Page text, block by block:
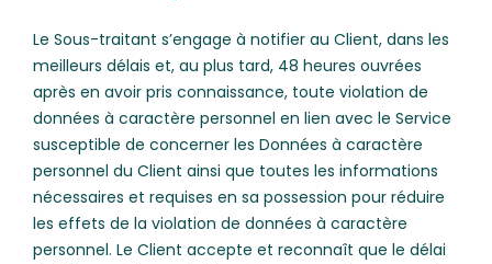
Le Sous-traitant s’engage à notifier au Client, dans les
meilleurs délais et, au plus tard, 48 heures ouvrées
après en avoir pris connaissance, toute violation de
données à caractère personnel en lien avec le Service
susceptible de concerner les Données à caractère
personnel du Client ainsi que toutes les informations
nécessaires et requises en sa possession pour réduire
les effets de la violation de données à caractère
personnel. Le Client accepte et reconnaît que le délai